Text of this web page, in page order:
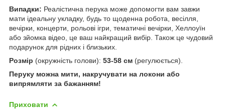
Випадки: Реалістична перука може допомогти вам завжи
мати ідеальну укладку, будь то щоденна робота, весілля,
вечірки, концерти, рольові ігри, тематичні вечірки, Хеллоуїн
або зйомка відео, це ваш найкращий вибір. Також це чудовий
подарунок для рідних і близьких.
Розмір (окружність голови): 53-58 см (регулюється).
Перуку можна мити, накручувати на локони або
випрямляти за бажанням!
Приховати